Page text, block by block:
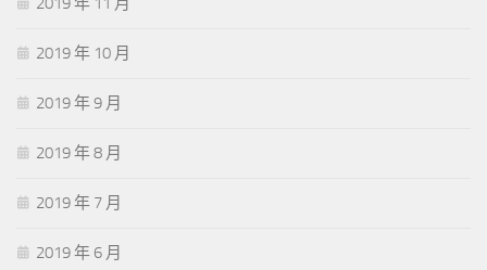
2019 年 10 月
2019 年 9 月
2019 年 8 月
2019 年 7 月
2019 年 6 月